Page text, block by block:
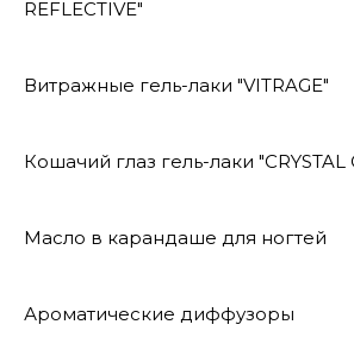
REFLECTIVE"
Витражные гель-лаки "VITRAGE"
Кошачий глаз гель-лаки "CRYSTAL
Масло в карандаше для ногтей
Ароматические диффузоры